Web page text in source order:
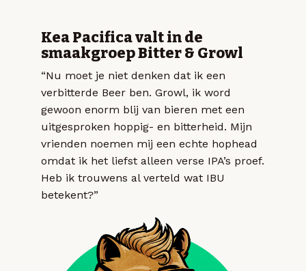
Kea Pacifica valt in de
smaakgroep Bitter & Growl
“Nu moet je niet denken dat ik een
verbitterde Beer ben. Growl, ik word
gewoon enorm blij van bieren met een
uitgesproken hoppig- en bitterheid. Mijn
vrienden noemen mij een echte hophead
omdat ik het liefst alleen verse IPA’s proef.
Heb ik trouwens al verteld wat IBU
betekent?”